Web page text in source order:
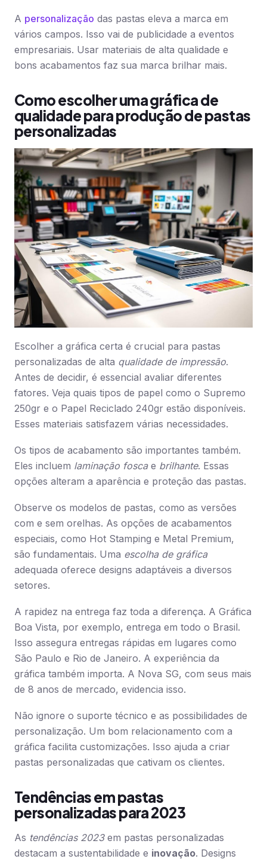
A personalização das pastas eleva a marca em
vários campos. Isso vai de publicidade a eventos
empresariais. Usar materiais de alta qualidade e
bons acabamentos faz sua marca brilhar mais.
Como escolher uma gráfica de
qualidade para produção de pastas
personalizadas
Escolher a gráfica certa é crucial para pastas
personalizadas de alta qualidade de impressão.
Antes de decidir, é essencial avaliar diferentes
fatores. Veja quais tipos de papel como o Supremo
250gr e o Papel Reciclado 240gr estão disponíveis.
Esses materiais satisfazem várias necessidades.
Os tipos de acabamento são importantes também.
Eles incluem laminação foscae brilhante. Essas
opções alteram a aparência e proteção das pastas.
Observe os modelos de pastas, como as versões
com e sem orelhas. As opções de acabamentos
especiais, como Hot Stamping e Metal Premium,
são fundamentais. Uma escolha de gráfica
adequada oferece designs adaptáveis a diversos
setores.
A rapidez na entrega faz toda a diferença. A Gráfica
Boa Vista, por exemplo, entrega em todo o Brasil.
Isso assegura entregas rápidas em lugares como
São Paulo e Rio de Janeiro. A experiência da
gráfica também importa. A Nova SG, com seus mais
de 8 anos de mercado, evidencia isso.
Não ignore o suporte técnico e as possibilidades de
personalização. Um bom relacionamento com a
gráfica facilita customizações. Isso ajuda a criar
pastas personalizadas que cativam os clientes.
Tendências em pastas
personalizadas para 2023
As tendências 2023em pastas personalizadas
destacam a sustentabilidade e inovação. Designs